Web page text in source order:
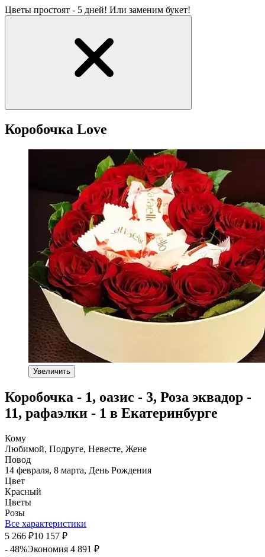
Цветы простоят - 5 дней! Или заменим букет!
Коробочка Love
Увеличить
Коробочка - 1, оазис - 3, Роза эквадор -
11, рафаэлки - 1 в Екатеринбурге
Кому
Любимой, Подруге, Невесте, Жене
Повод
14 февраля, 8 марта, День Рождения
Цвет
Красный
Цветы
Розы
Все характеристики
5 266 ₽10 157 ₽
- 48%Экономия 4 891 ₽